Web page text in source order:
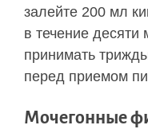
залейте 200 мл
в течение десяти
принимать
перед приемом
Мочегонные